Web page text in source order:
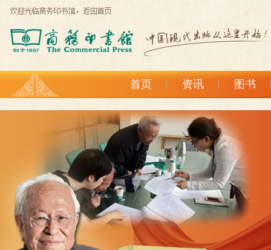
首页 资讯 图书